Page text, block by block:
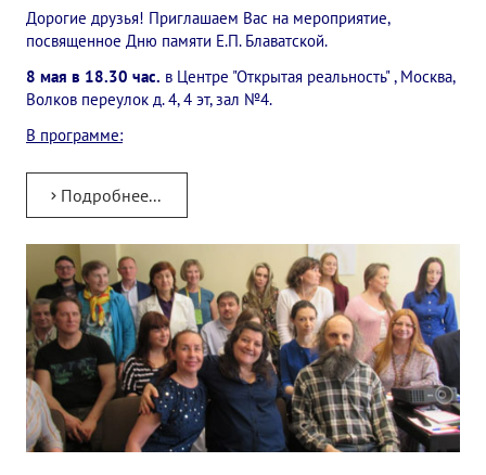
✔️ Заказать Семинар
✔️ Заказать книги/журналы
Международный научно-исследовательский Центр, им. Е.П.
Международное теософское издательство «Альбатрос»
Межрегиональные теософские семинары России. Теософский
Международный художественный Конкурс, посвященный
Международный поэтический Конкурс «Елене Петровне
Международный музыкальный Конкурс, посвященный Елене
Выставка «Книжная экспедиция»
Авторское кино Олега Мартынова
Дорогие друзья! Приглашаем Вас на мероприятие,
посвященное Дню памяти Е.П. Блаватской.
8 мая в 18.30 час. в Центре "Открытая реальность" , Москва,
Волков переулок д. 4, 4 эт, зал №4.
В программе:
Подробнее...